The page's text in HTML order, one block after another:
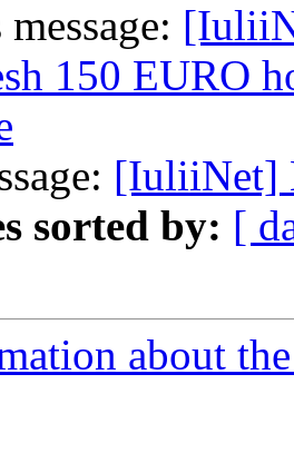
150 EURO
[IuliiNet]
sorted by: [
about